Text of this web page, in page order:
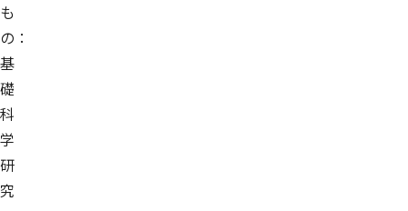
も
の：
基
礎
科
学
研
究